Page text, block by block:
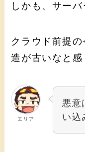
しかも、サー
クラウド前提
造が古いなと感
エリア
悪意
い込